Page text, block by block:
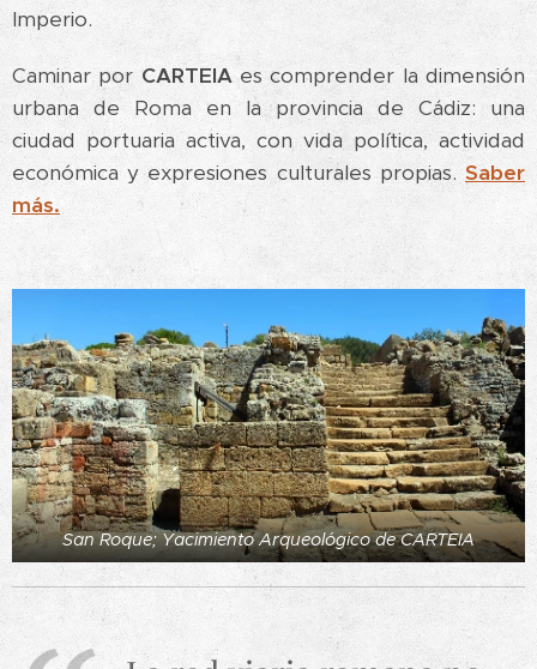
Imperio.
Caminar por CARTEIAes comprender la dimensión
urbana de Roma en la provincia de Cádiz: una
ciudad portuaria activa, con vida política, actividad
económica y expresiones culturales propias. Saber
más.
San Roque; Yacimiento Arqueológico de CARTEIA